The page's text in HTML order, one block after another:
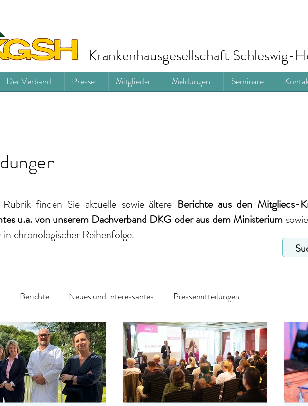
Der Verband Presse Mitglieder Meldungen Seminare
Krankenhausgesellschaft Schleswig-
finden Sie aktuelle sowie ältere Berichte aus den Mitglieds-
u.a.von unserem Dachverband DKG oder aus dem Ministerium sowie
in chronologischer Reihenfolge.
Berichte Neues und Interessantes Pressemitteilungen